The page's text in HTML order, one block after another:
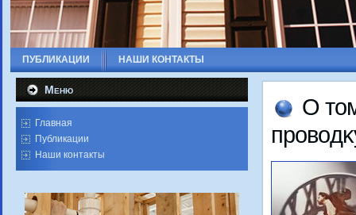
ПУБЛИКАЦИИ НАШИ КОНТАКТЫ
Меню
Главная
Публикации
Наши контакты
О